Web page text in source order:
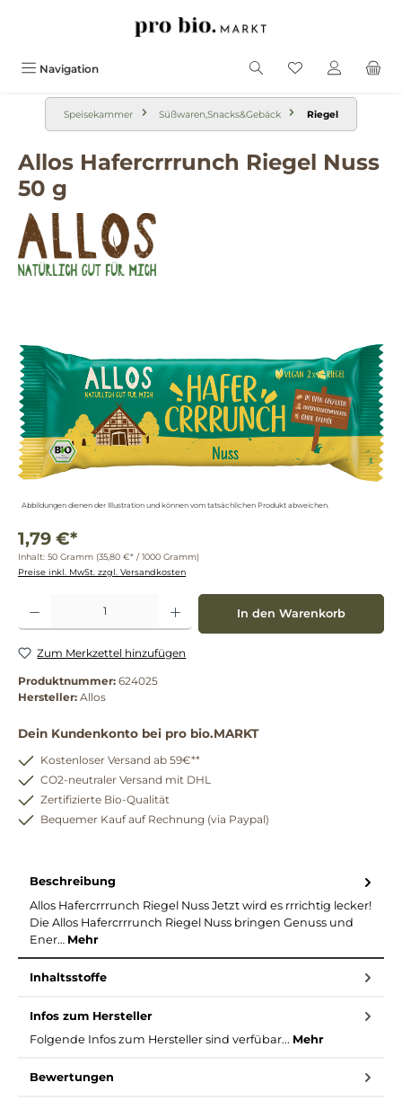
Navigation
Speisekammer Süßwaren,Snacks&Gebäck Riegel
Allos Hafercrrrunch Riegel Nuss
50 g
Abbildungen dienen der Illustration und können vom tatsächlichen Produkt abweichen.
1,79 €*
Inhalt: 50 Gramm (35,80 €* / 1000 Gramm)
Preise inkl. MwSt. zzgl. Versandkosten
Produkt Anzahl: Gib den gewünschten Wert ein oder benutze die Schaltflächen um
In den Warenkorb
Zum Merkzettel hinzufügen
Produktnummer: 624025
Hersteller: Allos
Dein Kundenkonto bei pro bio.MARKT
Kostenloser Versand ab 59€**
CO2-neutraler Versand mit DHL
Zertifizierte Bio-Qualität
Bequemer Kauf auf Rechnung (via Paypal)
Beschreibung
Allos Hafercrrrunch Riegel Nuss Jetzt wird es rrrichtig lecker!
Die Allos Hafercrrrunch Riegel Nuss bringen Genuss und
Ener… Mehr
Inhaltsstoffe
Infos zum Hersteller
Folgende Infos zum Hersteller sind verfübar... Mehr
Bewertungen